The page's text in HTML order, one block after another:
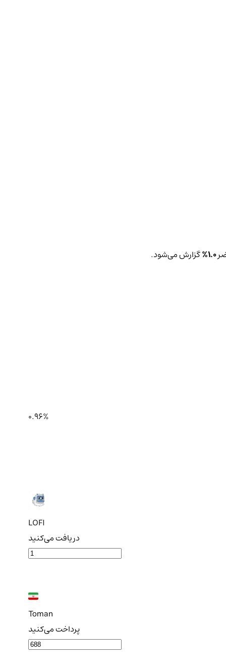
1.0% گزارش می‌شود.
0.96%
LOFI
دریافت می‌کنید
Toman
پرداخت می‌کنید